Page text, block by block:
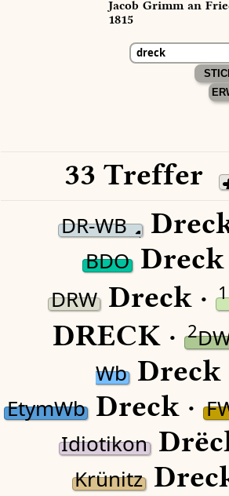
Jacob Grimm an
1815
33 Treffer
DR-WB
BDODreck
DRWDreck · 1
DRECK ·2
WbDreck
EtymWbDreck ·
Idiotikon
Krünitz